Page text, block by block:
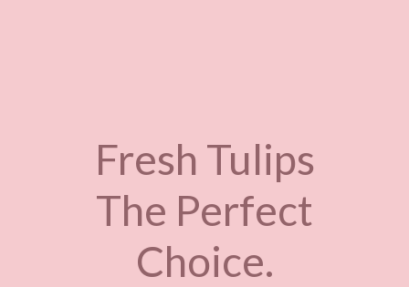
Fresh Tulips
The Perfect
Choice.